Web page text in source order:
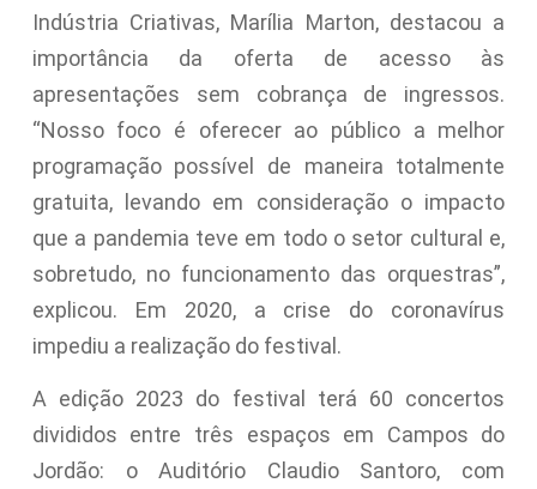
Indústria Criativas, Marília Marton, destacou a
importância da oferta de acesso às
apresentações sem cobrança de ingressos.
“Nosso foco é oferecer ao público a melhor
programação possível de maneira totalmente
gratuita, levando em consideração o impacto
que a pandemia teve em todo o setor cultural e,
sobretudo, no funcionamento das orquestras”,
explicou. Em 2020, a crise do coronavírus
impediu a realização do festival.
A edição 2023 do festival terá 60 concertos
divididos entre três espaços em Campos do
Jordão: o Auditório Claudio Santoro, com